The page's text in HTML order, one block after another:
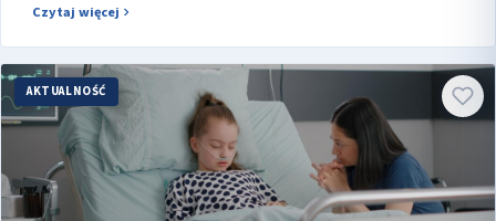
Czytaj więcej
AKTUALNOŚĆ